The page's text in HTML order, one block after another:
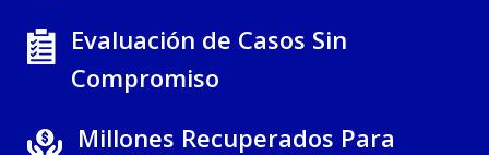
Evaluación de Casos Sin
Compromiso
Millones Recuperados Para